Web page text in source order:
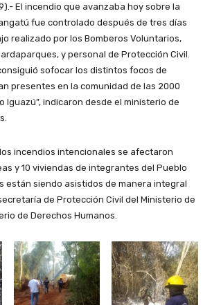
El incendio que avanzaba hoy sobre la
fue controlado después de tres días
realizado por los Bomberos Voluntarios,
y personal de Protección Civil.
sofocar los distintos focos de
presentes en la comunidad de las 2000
Iguazú”, indicaron desde el ministerio de
incendios intencionales se afectaron
y 10 viviendas de integrantes del Pueblo
están siendo asistidos de manera integral
de Protección Civil del Ministerio de
de Derechos Humanos.